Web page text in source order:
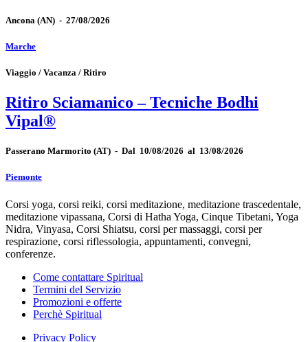
Ancona (AN) - 27/08/2026
Marche
Viaggio / Vacanza / Ritiro
Ritiro Sciamanico – Tecniche Bodhi
Vipal®
Passerano Marmorito (AT) - Dal 10/08/2026 al 13/08/2026
Piemonte
Corsi yoga, corsi reiki, corsi meditazione, meditazione trascedentale,
meditazione vipassana, Corsi di Hatha Yoga, Cinque Tibetani, Yoga
Nidra, Vinyasa, Corsi Shiatsu, corsi per massaggi, corsi per
respirazione, corsi riflessologia, appuntamenti, convegni,
conferenze.
Come contattare Spiritual
Termini del Servizio
Promozioni e offerte
Perchè Spiritual
Privacy Policy